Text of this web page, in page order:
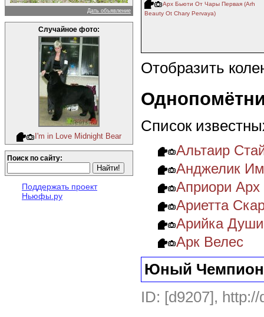
Дать объявление
Случайное фото:
I'm in Love Midnight Bear
Поиск по сайту:
Поддержать проект
Ньюфы.ру
Арх Бьюти От Чары Первая (Arh
Beauty Ot Chary Pervaya)
Отобразить
Список
Альтаир
Анджелик
Априори
Ариетта
Арийка
Арк Велес
Юный Чемпион
ID: [d9207],